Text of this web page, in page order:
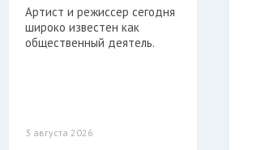
Артист и режиссер сегодня
широко известен как
общественный деятель.
3 августа 2026